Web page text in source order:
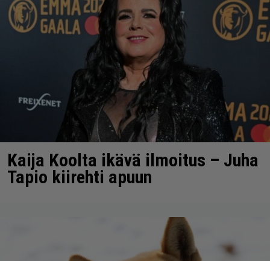
Kaija Koolta ikävä ilmoitus – Juha
Tapio kiirehti apuun